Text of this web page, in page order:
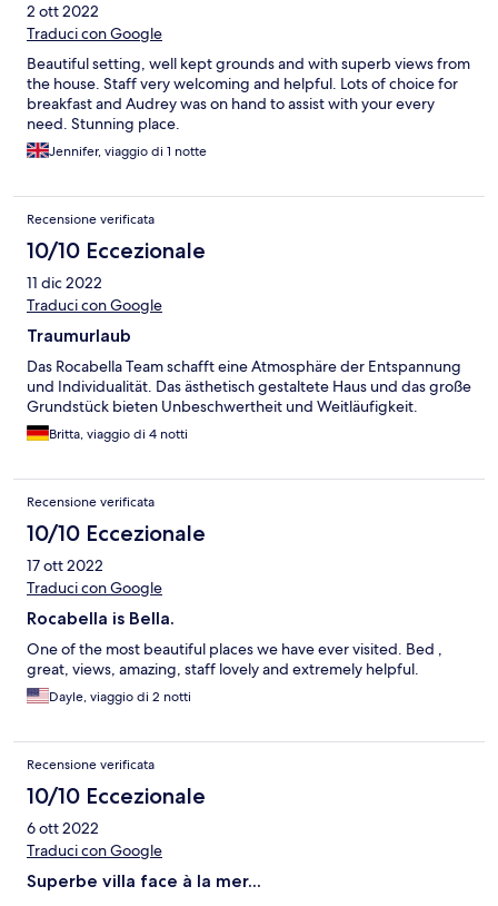
2 ott 2022
Traduci con Google
Beautiful setting, well kept grounds and with superb views from
the house. Staff very welcoming and helpful. Lots of choice for
breakfast and Audrey was on hand to assist with your every
need. Stunning place.
Jennifer, viaggio di 1 notte
Recensione verificata
10/10 Eccezionale
11 dic 2022
Traduci con Google
Traumurlaub
Das Rocabella Team schafft eine Atmosphäre der Entspannung
und Individualität. Das ästhetisch gestaltete Haus und das große
Grundstück bieten Unbeschwertheit und Weitläufigkeit.
Britta, viaggio di 4 notti
Recensione verificata
10/10 Eccezionale
17 ott 2022
Traduci con Google
Rocabella is Bella.
One of the most beautiful places we have ever visited. Bed ,
great, views, amazing, staff lovely and extremely helpful.
Dayle, viaggio di 2 notti
Recensione verificata
10/10 Eccezionale
6 ott 2022
Traduci con Google
Superbe villa face à la mer...